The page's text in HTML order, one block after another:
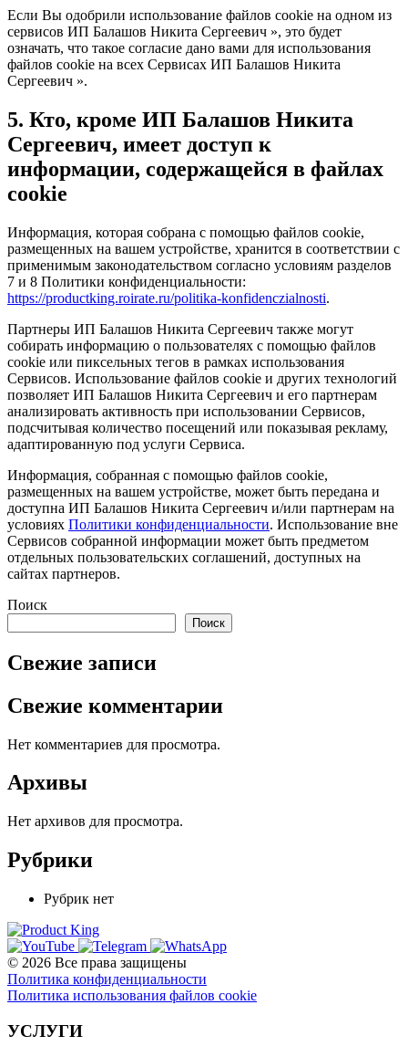
Если Вы одобрили использование файлов cookie на одном из
сервисов ИП Балашов Никита Сергеевич », это будет
означать, что такое согласие дано вами для использования
файлов cookie на всех Сервисах ИП Балашов Никита
Сергеевич ».
5. Кто, кроме ИП Балашов Никита
Сергеевич, имеет доступ к
информации, содержащейся в файлах
cookie
Информация, которая собрана с помощью файлов cookie,
размещенных на вашем устройстве, хранится в соответствии с
применимым законодательством согласно условиям разделов
7 и 8 Политики конфиденциальности:
https://productking.roirate.ru/politika-konfidenczialnosti.
Партнеры ИП Балашов Никита Сергеевич также могут
собирать информацию о пользователях с помощью файлов
cookie или пиксельных тегов в рамках использования
Сервисов. Использование файлов cookie и других технологий
позволяет ИП Балашов Никита Сергеевич и его партнерам
анализировать активность при использовании Сервисов,
подсчитывая количество посещений или показывая рекламу,
адаптированную под услуги Сервиса.
Информация, собранная с помощью файлов cookie,
размещенных на вашем устройстве, может быть передана и
доступна ИП Балашов Никита Сергеевич и/или партнерам на
условиях Политики конфиденциальности. Использование вне
Сервисов собранной информации может быть предметом
отдельных пользовательских соглашений, доступных на
сайтах партнеров.
Поиск
Поиск
Свежие записи
Свежие комментарии
Нет комментариев для просмотра.
Архивы
Нет архивов для просмотра.
Рубрики
Рубрик нет
© 2026 Все права защищены
Политика конфиденциальности
Политика использования файлов cookie
УСЛУГИ